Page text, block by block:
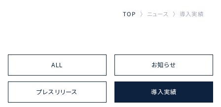
TOP 〉 ニュース 〉 導入実績
ALL お知らせ
プレスリリース 導入実績